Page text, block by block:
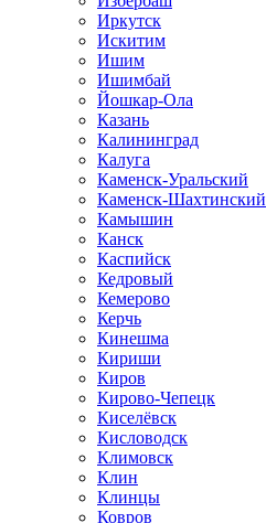
Иркутск
Искитим
Ишим
Ишимбай
Йошкар-Ола
Казань
Калининград
Калуга
Каменск-Уральский
Каменск-Шахтинский
Камышин
Канск
Каспийск
Кедровый
Кемерово
Керчь
Кинешма
Кириши
Киров
Кирово-Чепецк
Киселёвск
Кисловодск
Климовск
Клин
Клинцы
Ковров